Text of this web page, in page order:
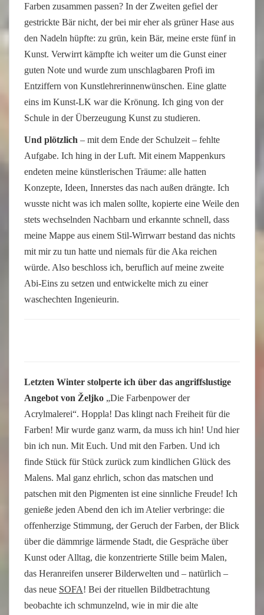
Farben zusammen passen? In der Zweiten gefiel der
gestrickte Bär nicht, der bei mir eher als grüner Hase aus
den Nadeln hüpfte: zu grün, kein Bär, meine erste fünf in
Kunst. Verwirrt kämpfte ich weiter um die Gunst einer
guten Note und wurde zum unschlagbaren Profi im
Entziffern von Kunstlehrerinnenwünschen. Eine glatte
eins im Kunst-LK war die Krönung. Ich ging von der
Schule in der Überzeugung Kunst zu studieren.
Und plötzlich – mit dem Ende der Schulzeit – fehlte
Aufgabe. Ich hing in der Luft. Mit einem Mappenkurs
endeten meine künstlerischen Träume: alle hatten
Konzepte, Ideen, Innerstes das nach außen drängte. Ich
wusste nicht was ich malen sollte, kopierte eine Weile den
stets wechselnden Nachbarn und erkannte schnell, dass
meine Mappe aus einem Stil-Wirrwarr bestand das nichts
mit mir zu tun hatte und niemals für die Aka reichen
würde. Also beschloss ich, beruflich auf meine zweite
Abi-Eins zu setzen und entwickelte mich zu einer
waschechten Ingenieurin.
Letzten Winter stolperte ich über das angriffslustige
Angebot von Željko „Die Farbenpower der
Acrylmalerei“. Hoppla! Das klingt nach Freiheit für die
Farben! Mir wurde ganz warm, da muss ich hin! Und hier
bin ich nun. Mit Euch. Und mit den Farben. Und ich
finde Stück für Stück zurück zum kindlichen Glück des
Malens. Mal ganz ehrlich, schon das matschen und
patschen mit den Pigmenten ist eine sinnliche Freude! Ich
genieße jeden Abend den ich im Atelier verbringe: die
offenherzige Stimmung, der Geruch der Farben, der Blick
über die dämmrige lärmende Stadt, die Gespräche über
Kunst oder Alltag, die konzentrierte Stille beim Malen,
das Heranreifen unserer Bilderwelten und – natürlich –
das neue SOFA! Bei der rituellen Bildbetrachtung
beobachte ich schmunzelnd, wie in mir die alte